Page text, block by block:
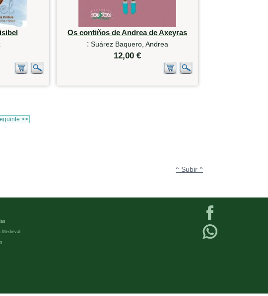
Os contiños de Andrea de Axeyras
: Suárez Baquero, Andrea
12,00 €
>>
^ Subir ^
Medieval